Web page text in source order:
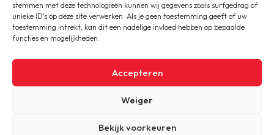
stemmen met deze technologieën kunnen wij gegevens zoals surfgedrag of
unieke ID's op deze site verwerken. Als je geen toestemming geeft of uw
toestemming intrekt, kan dit een nadelige invloed hebben op bepaalde
functies en mogelijkheden.
Accepteren
Weiger
Bekijk voorkeuren
Copyright © 2020-2026 AFC
Privacybeleid